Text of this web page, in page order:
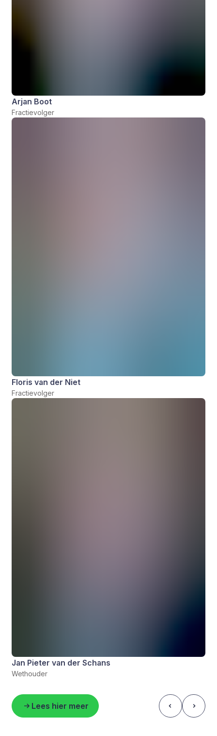
Arjan Boot
Fractievolger
Floris van der Niet
Fractievolger
Jan Pieter van der Schans
Wethouder
Lees hier meer